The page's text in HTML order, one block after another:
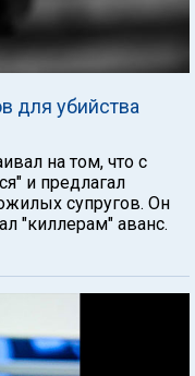
для убийства
на том, что с
и предлагал
супругов. Он
"киллерам" аванс.